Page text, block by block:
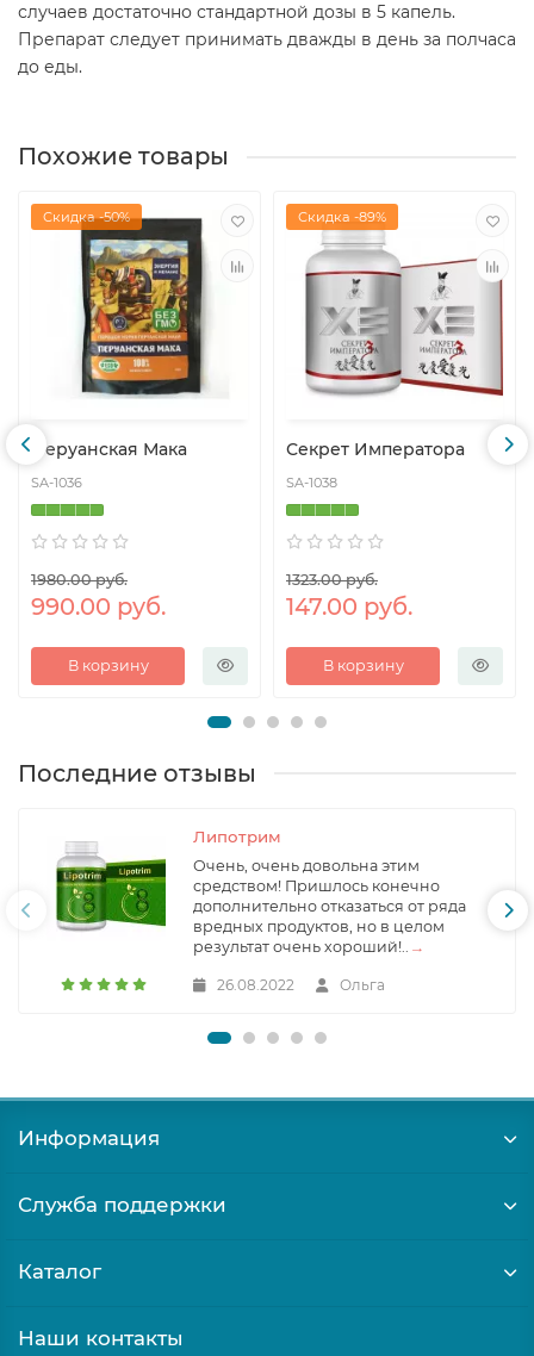
случаев достаточно стандартной дозы в 5 капель.
Препарат следует принимать дважды в день за полчаса
до еды.
Похожие товары
Скидка -50%
Перуанская Мака
SA-1036
1980.00 руб.
990.00 руб.
В корзину
Скидка -89%
Секрет Императора
SA-1038
1323.00 руб.
147.00 руб.
В корзину
Последние отзывы
Липотрим
Очень, очень довольна этим
средством! Пришлось конечно
дополнительно отказаться от ряда
вредных продуктов, но в целом
результат очень хороший!.. →
26.08.2022 Ольга
Информация
Служба поддержки
Каталог
Наши контакты